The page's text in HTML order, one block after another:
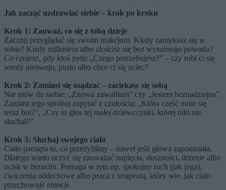
Jak zacząć uzdrawiać siebie – krok po kroku
Krok 1: Zauważ, co się z tobą dzieje
Zacznij przyglądać się swoim reakcjom. Kiedy zamykasz się w
sobie? Kiedy milkniesz albo złościsz się bez wyraźnego powodu?
Co czujesz, gdy ktoś pyta: „Czego potrzebujesz?” – czy robi ci się
wtedy nieswojo, pusto albo chce ci się uciec?
Krok 2: Zamiast się osądzać – zaciekaw się sobą
Nie mów do siebie: „Znowu zawaliłam” czy „Jestem beznadziejna”.
Zamiast tego spróbuj zapytać z czułością: „Która część mnie się
teraz boi?”, „Czy to głos tej małej dziewczynki, której nikt nie
słuchał?”
Krok 3: Słuchaj swojego ciała
Ciało pamięta to, co przeżyliśmy – nawet jeśli głowa zapomniała.
Dlatego warto uczyć się zauważać napięcia, duszności, drżenie albo
ucisk w brzuchu. Pomaga w tym np. spokojny ruch (jak joga),
ćwiczenia oddechowe albo praca z terapeutą, który wie, jak ciało
przechowuje emocje.